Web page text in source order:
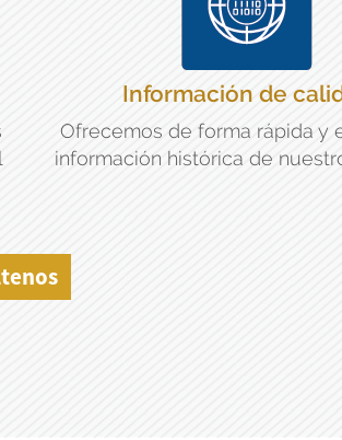
Información de
Ofrecemos de forma rápida y
información histórica de